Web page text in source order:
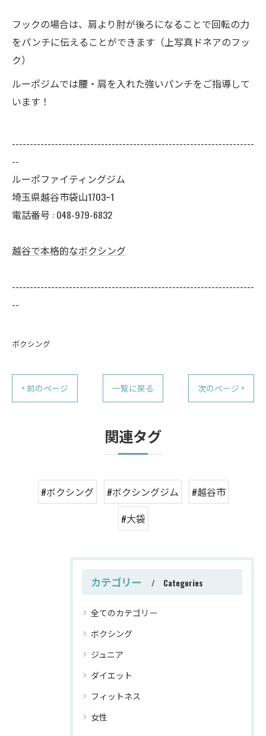
フックの場合は、肩より肘が後ろになることで回転の力
をパンチに伝えることができます（上写真ドネアのフッ
ク）
ルーポジムでは腰・肩を入れた強いパンチをご指導して
います！
--------------------------------------------------------------------
--
ルーポファイティングジム
埼玉県越谷市袋山1703ｰ1
電話番号 : 048-979-6832
越谷で本格的なボクシング
--------------------------------------------------------------------
--
ボクシング
< 前のページ 一覧に戻る 次のページ >
関連タグ
#ボクシング #ボクシングジム
#越谷市
#大袋
カテゴリー Categories
全てのカテゴリー
ボクシング
ジュニア
ダイエット
フィットネス
女性